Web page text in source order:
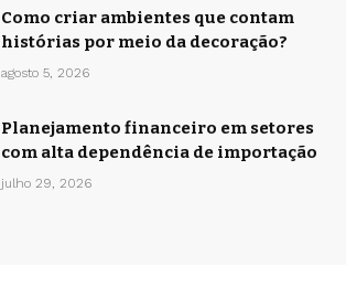
Como criar ambientes que contam
histórias por meio da decoração?
agosto 5, 2026
Planejamento financeiro em setores
com alta dependência de importação
julho 29, 2026